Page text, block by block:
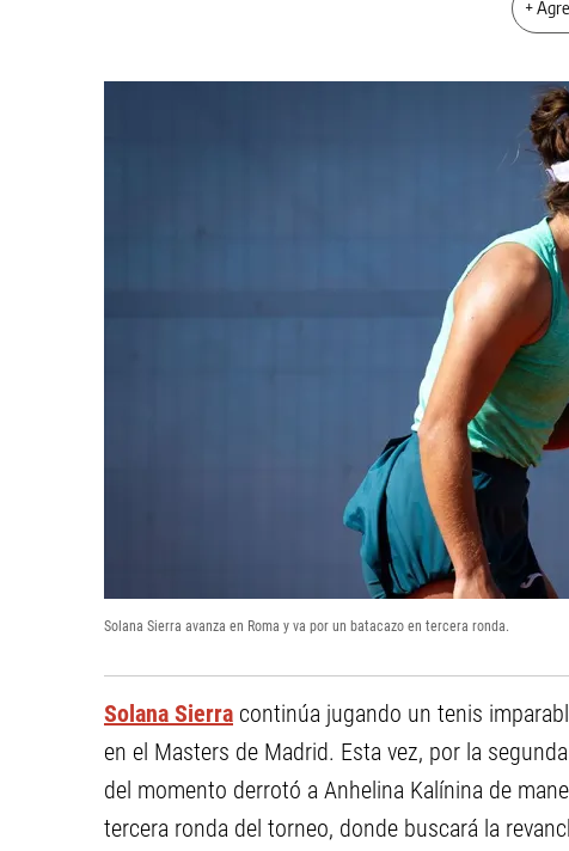
+
Solana Sierra avanza en Roma y va por un batacazo en tercera ronda.
Solana Sierra continúa jugando un tenis
en el Masters de Madrid. Esta vez, por la
del momento derrotó a Anhelina Kalínina de
tercera ronda del torneo, donde buscará la